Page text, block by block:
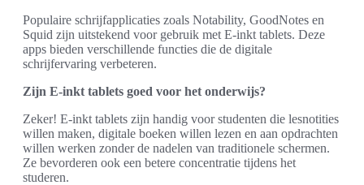
Populaire schrijfapplicaties zoals Notability, GoodNotes en
Squid zijn uitstekend voor gebruik met E-inkt tablets. Deze
apps bieden verschillende functies die de digitale
schrijfervaring verbeteren.
Zijn E-inkt tablets goed voor het onderwijs?
Zeker! E-inkt tablets zijn handig voor studenten die lesnotities
willen maken, digitale boeken willen lezen en aan opdrachten
willen werken zonder de nadelen van traditionele schermen.
Ze bevorderen ook een betere concentratie tijdens het
studeren.